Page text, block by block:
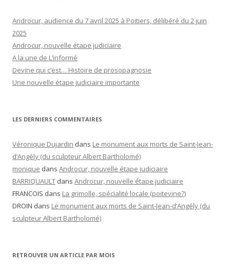
Androcur, audience du 7 avril 2025 à Poitiers, délibéré du 2 juin
2025
Androcur, nouvelle étape judiciaire
A la une de L’informé
Devine qui c’est… Histoire de prosopagnosie
Une nouvelle étape judiciaire importante
LES DERNIERS COMMENTAIRES
Véronique Dujardin dans Le monument aux morts de Saint-Jean-
d’Angély (du sculpteur Albert Bartholomé)
monique dans Androcur, nouvelle étape judiciaire
BARRIQUAULT dans Androcur, nouvelle étape judiciaire
FRANCOIS dans La grimolle, spécialité locale (poitevine?)
DROIN dans Le monument aux morts de Saint-Jean-d’Angély (du
sculpteur Albert Bartholomé)
RETROUVER UN ARTICLE PAR MOIS